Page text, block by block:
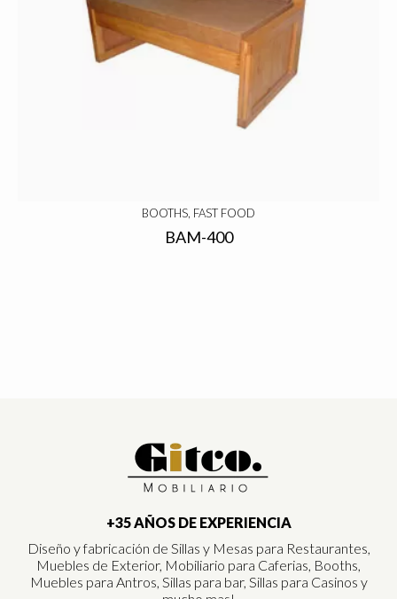
BOOTHS, FAST FOOD
BAM-400
+35 AÑOS DE EXPERIENCIA
Diseño y fabricación de Sillas y Mesas para Restaurantes,
Muebles de Exterior, Mobiliario para Caferias, Booths,
Muebles para Antros, Sillas para bar, Sillas para Casinos y